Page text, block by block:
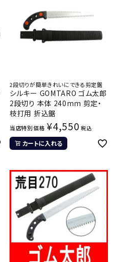
2段切りが簡単きれいにできる剪定鋸
シルキー GOMTARO ゴム太郎
2段切り 本体 240mm 剪定・
枝打用 折込鋸
当店特別価格 ¥4,550 税込
カートに入れる